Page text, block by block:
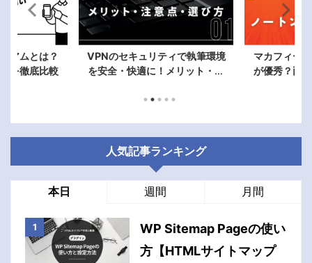
ュリティで執筆環境
適に！メリット・注
マカフィーとノートンはどっち
が優秀？両方使った筆者が違い
マ
ル
人気記事ランキング
本日 週間 月間
WP Sitemap Pageの使い
方【HTMLサイトマップ